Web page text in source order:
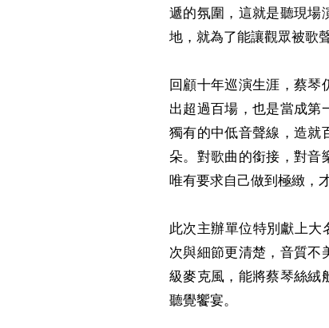
遞的氛圍，這就是聽現場
地，就為了能讓觀眾被歌
回顧十年巡演生涯，蔡琴
出超過百場，也是當成第
獨有的中低音聲線，造就
朵。對歌曲的銜接，對音
唯有要求自己做到極緻，
此次主辦單位特別獻上大
次與細節更清楚，音質不
級麥克風，能將蔡琴絲絨
聽覺饗宴。